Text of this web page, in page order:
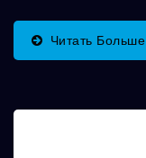
Читать Больше